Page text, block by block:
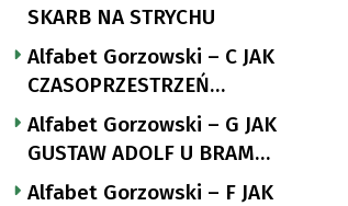
SKARB NA STRYCHU
Alfabet Gorzowski – C JAK
CZASOPRZESTRZEŃ
NUTTGENSA
Alfabet Gorzowski – G JAK
GUSTAW ADOLF U BRAM
LANDSBERGA
Alfabet Gorzowski – F JAK